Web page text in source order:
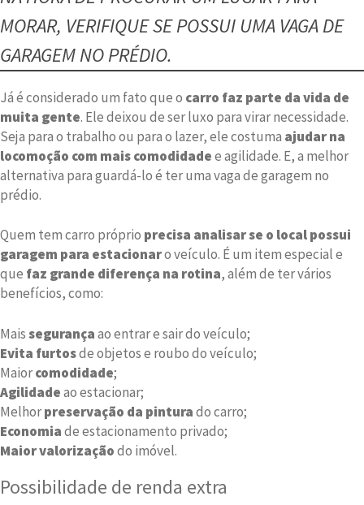
MORAR, VERIFIQUE SE POSSUI UMA VAGA DE
GARAGEM NO PRÉDIO.
Já é considerado um fato que o carro faz parte da vida de
muita gente. Ele deixou de ser luxo para virar necessidade.
Seja para o trabalho ou para o lazer, ele costuma ajudar na
locomoção com mais comodidadee agilidade. E, a melhor
alternativa para guardá-lo é ter uma vaga de garagem no
prédio.
Quem tem carro próprio precisa analisar se o local possui
garagem para estacionaro veículo. É um item especial e
que faz grande diferença na rotina, além de ter vários
benefícios, como:
Maissegurançaao entrar e sair do veículo;
Evita furtosde objetos e roubo do veículo;
Maiorcomodidade;
Agilidadeao estacionar;
Melhorpreservação da pinturado carro;
Economiade estacionamento privado;
Maior valorizaçãodo imóvel.
Possibilidade de renda extra